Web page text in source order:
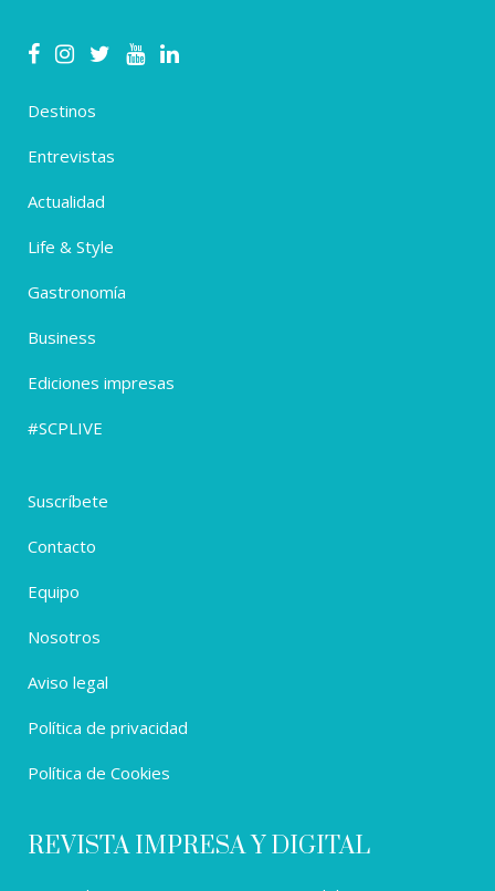
Destinos
Entrevistas
Actualidad
Life & Style
Gastronomía
Business
Ediciones impresas
#SCPLIVE
Suscríbete
Contacto
Equipo
Nosotros
Aviso legal
Política de privacidad
Política de Cookies
REVISTA IMPRESA Y DIGITAL